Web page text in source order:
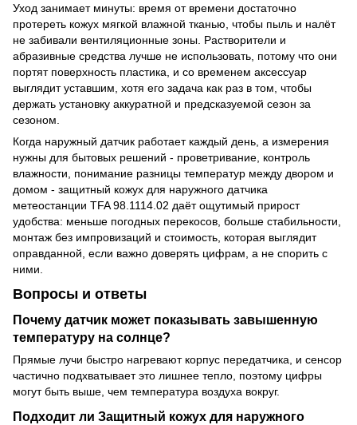
Уход занимает минуты: время от времени достаточно
протереть кожух мягкой влажной тканью, чтобы пыль и налёт
не забивали вентиляционные зоны. Растворители и
абразивные средства лучше не использовать, потому что они
портят поверхность пластика, и со временем аксессуар
выглядит уставшим, хотя его задача как раз в том, чтобы
держать установку аккуратной и предсказуемой сезон за
сезоном.
Когда наружный датчик работает каждый день, а измерения
нужны для бытовых решений - проветривание, контроль
влажности, понимание разницы температур между двором и
домом - защитный кожух для наружного датчика
метеостанции TFA 98.1114.02 даёт ощутимый прирост
удобства: меньше погодных перекосов, больше стабильности,
монтаж без импровизаций и стоимость, которая выглядит
оправданной, если важно доверять цифрам, а не спорить с
ними.
Вопросы и ответы
Почему датчик может показывать завышенную
температуру на солнце?
Прямые лучи быстро нагревают корпус передатчика, и сенсор
частично подхватывает это лишнее тепло, поэтому цифры
могут быть выше, чем температура воздуха вокруг.
Подходит ли Защитный кожух для наружного